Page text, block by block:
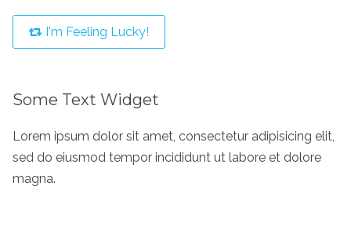
I'm Feeling Lucky!
Some Text Widget
Lorem ipsum dolor sit amet, consectetur adipisicing elit,
sed do eiusmod tempor incididunt ut labore et dolore
magna.